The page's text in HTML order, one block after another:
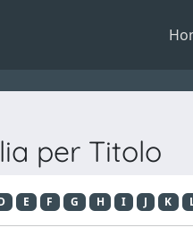
per Titolo
E F G H I J K